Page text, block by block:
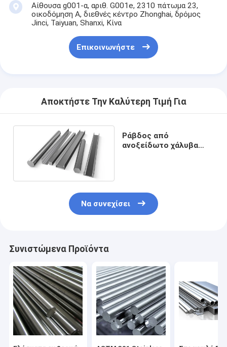
Αίθουσα g001-α, αριθ. G001e, 2310 πάτωμα 23,
οικοδόμηση Α, διεθνές κέντρο Zhonghai, δρόμος
Jinci, Taiyuan, Shanxi, Κίνα
Επικοινωνήστε
Αποκτήστε Την Καλύτερη Τιμή Για
Ράβδος από
ανοξείδωτο χάλυβα
Να συνεχίσει
Συνιστώμενα Προϊόντα